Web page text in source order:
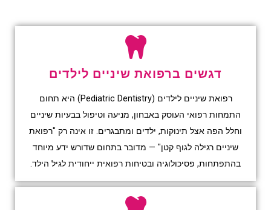
דגשים ברפואת שיניים לילדים
רפואת שיניים לילדים (Pediatric Dentistry) היא תחום
התמחות רפואי העוסק באבחון, מניעה וטיפול בבעיות שיניים
וחלל הפה אצל תינוקות, ילדים ומתבגרים. זו אינה רק "רפואת
שיניים רגילה לגוף קטן" — מדובר בתחום שדורש ידע מיוחד
בהתפתחות, פסיכולוגיה ובטיחות רפואית ייחודית לגיל הילד.